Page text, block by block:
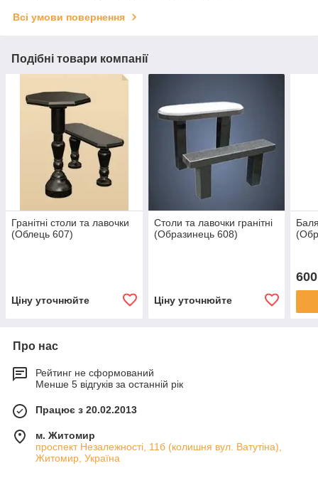
Всі умови повернення
Подібні товари компанії
Гранітні столи та лавочки
(Облець 607)
Ціну уточнюйте
Столи та лавочки гранітні
(Образинець 608)
Ціну уточнюйте
600
Про нас
Рейтинг не сформований
Менше 5 відгуків за останній рік
Працює з 20.02.2013
м. Житомир
проспект Незалежності, 11б (колишня вул. Ватутіна),
Житомир, Україна